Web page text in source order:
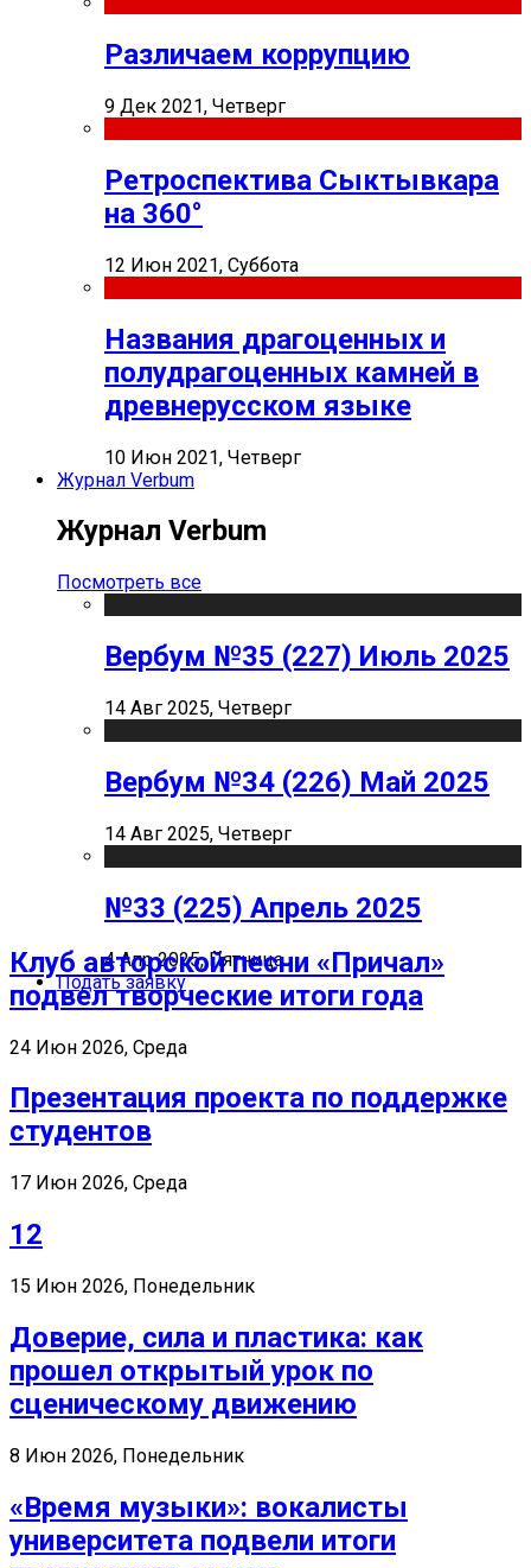
Различаем коррупцию
9 Дек 2021, Четверг
Ретроспектива Сыктывкара
на 360°
12 Июн 2021, Суббота
Названия драгоценных и
полудрагоценных камней в
древнерусском языке
10 Июн 2021, Четверг
Журнал Verbum
Журнал Verbum
Посмотреть все
Вербум №35 (227) Июль 2025
14 Авг 2025, Четверг
Вербум №34 (226) Май 2025
14 Авг 2025, Четверг
№33 (225) Апрель 2025
4 Апр 2025, Пятница
Подать заявку
Клуб авторской песни «Причал»
подвел творческие итоги года
24 Июн 2026, Среда
Презентация проекта по поддержке
студентов
17 Июн 2026, Среда
12
15 Июн 2026, Понедельник
Доверие, сила и пластика: как
прошел открытый урок по
сценическому движению
8 Июн 2026, Понедельник
«Время музыки»: вокалисты
университета подвели итоги